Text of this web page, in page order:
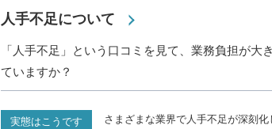
人手不足について
「人手不足」という口コミを見て、業務負担が
ていますか？
実態はこうです さまざまな業界で人手不足が深刻